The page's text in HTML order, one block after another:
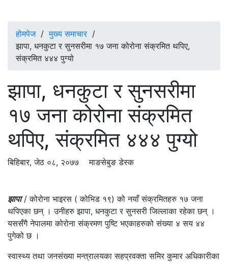
होमपेज/मुख्य समाचार/
झापा, धनकुटा र सुनसरीमा १७ जना कोरोना संक्रमित थपिए,
संक्रमित ४४४ पुग्यो
झापा, धनकुटा र सुनसरीमा
१७ जना कोरोना संक्रमित
थपिए, संक्रमित ४४४ पुग्यो
बिहिबार, जेठ ०८, २०७७ माङसेबुङ डेस्क
झापा/ कोरोना भाइरस ( कोभिड १९) को नयाँ संक्रमितहरु १७ जना
थपिएका छन् । उनीहरु झापा, धनकुटा र सुनसरी जिल्लाका रहेका छन् ।
यससँगै नेपालमा कोरोना संक्रमण पुष्टि भएकाहरुको संख्या ४ सय ४४
पुगेको छ ।
स्वास्थ्य तथा जनसंख्या मन्त्रालयका सहप्रवक्ता समिर कुमार अधिकारीका